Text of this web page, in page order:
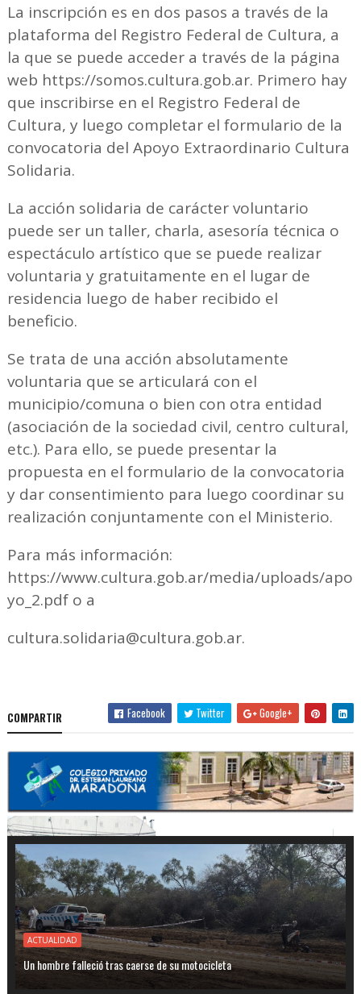
La inscripción es en dos pasos a través de la
plataforma del Registro Federal de Cultura, a
la que se puede acceder a través de la página
web https://somos.cultura.gob.ar. Primero hay
que inscribirse en el Registro Federal de
Cultura, y luego completar el formulario de la
convocatoria del Apoyo Extraordinario Cultura
Solidaria.
La acción solidaria de carácter voluntario
puede ser un taller, charla, asesoría técnica o
espectáculo artístico que se puede realizar
voluntaria y gratuitamente en el lugar de
residencia luego de haber recibido el
beneficio.
Se trata de una acción absolutamente
voluntaria que se articulará con el
municipio/comuna o bien con otra entidad
(asociación de la sociedad civil, centro cultural,
etc.). Para ello, se puede presentar la
propuesta en el formulario de la convocatoria
y dar consentimiento para luego coordinar su
realización conjuntamente con el Ministerio.
Para más información:
https://www.cultura.gob.ar/media/uploads/apo
yo_2.pdf o a
cultura.solidaria@cultura.gob.ar.
COMPARTIR Facebook Twitter Google+
ACTUALIDAD
Un hombre falleció tras caerse de su motocicleta